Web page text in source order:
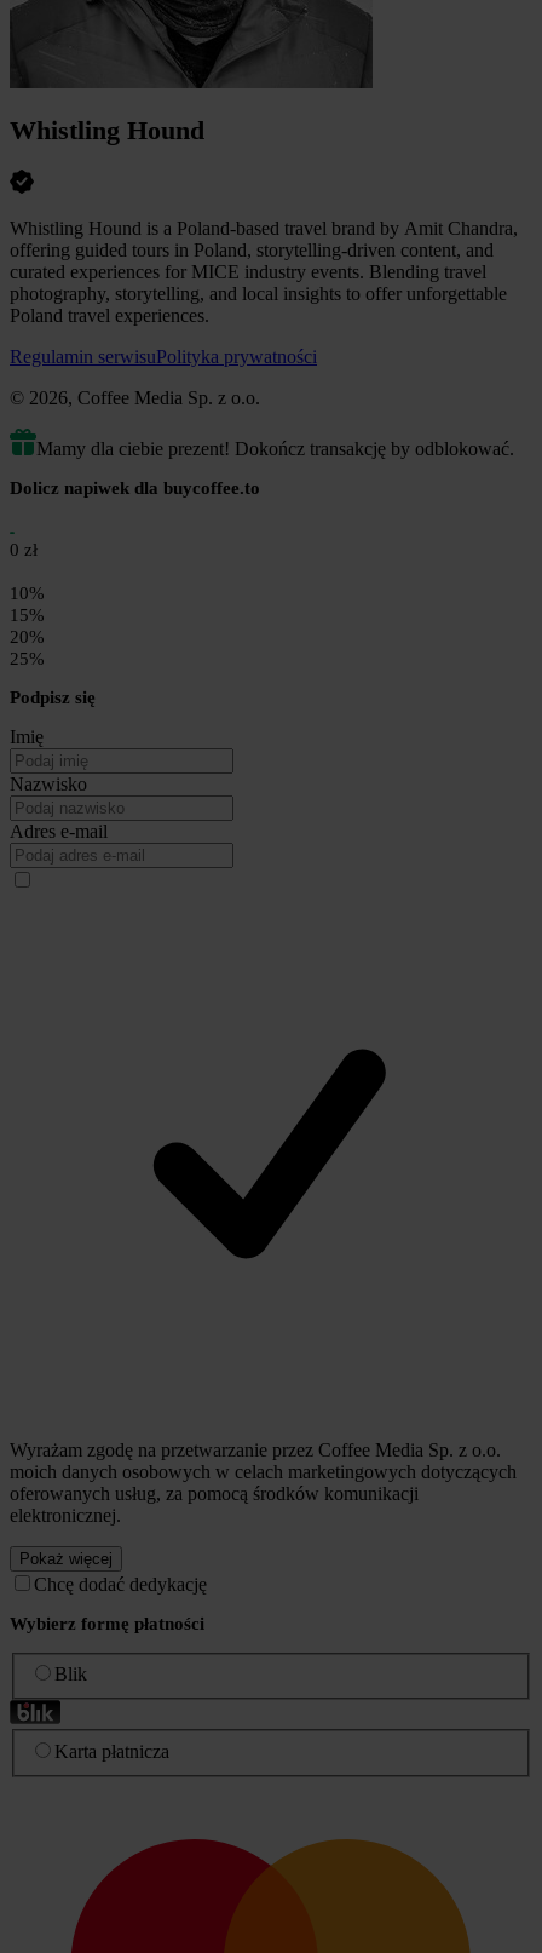
Whistling Hound
Whistling Hound is a Poland-based travel brand by Amit Chandra,
offering guided tours in Poland, storytelling-driven content, and
curated experiences for MICE industry events. Blending travel
photography, storytelling, and local insights to offer unforgettable
Poland travel experiences.
Regulamin serwisuPolityka prywatności
© 2026, Coffee Media Sp. z o.o.
Mamy dla ciebie prezent! Dokończ transakcję by odblokować.
Dolicz napiwek dla buycoffee.to
0 zł
10%
15%
20%
25%
Podpisz się
Imię
Nazwisko
Adres e-mail
Wyrażam zgodę na przetwarzanie przez Coffee Media Sp. z o.o.
moich danych osobowych w celach marketingowych dotyczących
oferowanych usług, za pomocą środków komunikacji
elektronicznej.
Pokaż więcej
Chcę dodać dedykację
Wybierz formę płatności
Blik
Karta płatnicza